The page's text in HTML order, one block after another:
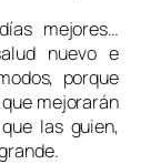
mejores…
nuevo e
porque
mejorarán
las guien,